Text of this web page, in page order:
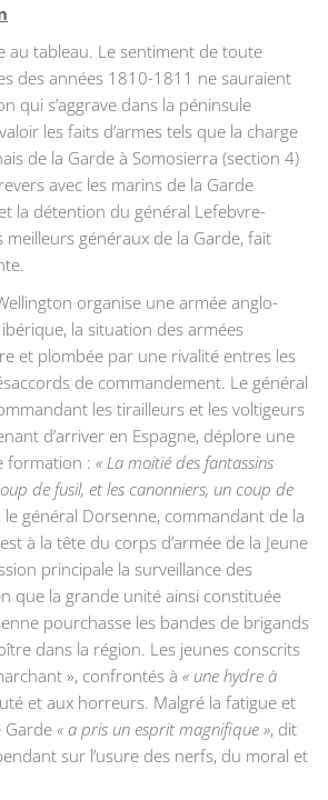
au tableau. Le sentiment de toute
des années 1810-1811 ne sauraient
qui s’aggrave dans la péninsule
les faits d’armes tels que la charge
de la Garde à Somosierra (section 4)
avec les marins de la Garde
la détention du général Lefebvre-
meilleurs généraux de la Garde, fait
organise une armée anglo-
la situation des armées
et plombée par une rivalité entres les
de commandement. Le général
les tirailleurs et les voltigeurs
d’arriver en Espagne, déplore une
formation : « La moitié des fantassins
de fusil, et les canonniers, un coup de
le général Dorsenne, commandant de la
à la tête du corps d’armée de la Jeune
principale la surveillance des
que la grande unité ainsi constituée
pourchasse les bandes de brigands
dans la région. Les jeunes conscrits
», confrontés à « une hydre à
et aux horreurs. Malgré la fatigue et
Garde « a pris un esprit magnifique », dit
sur l’usure des nerfs, du moral et